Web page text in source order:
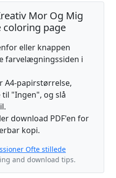
Mor Og Mig
coloring page
eller knappen
farvelægningssiden i
A4-papirstørrelse,
"Ingen", og slå
download PDF'en for
kopi.
Ofte stillede
and download tips.